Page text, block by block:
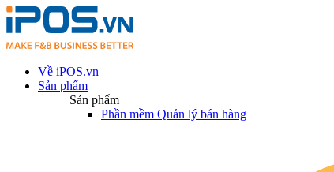
Về iPOS.vn
Sản phẩm
Sản phẩm
Phần mềm Quản lý bán hàng